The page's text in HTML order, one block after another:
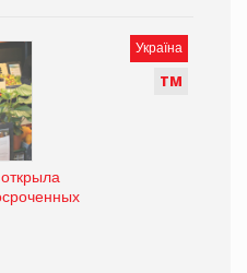
Україна
ТМ